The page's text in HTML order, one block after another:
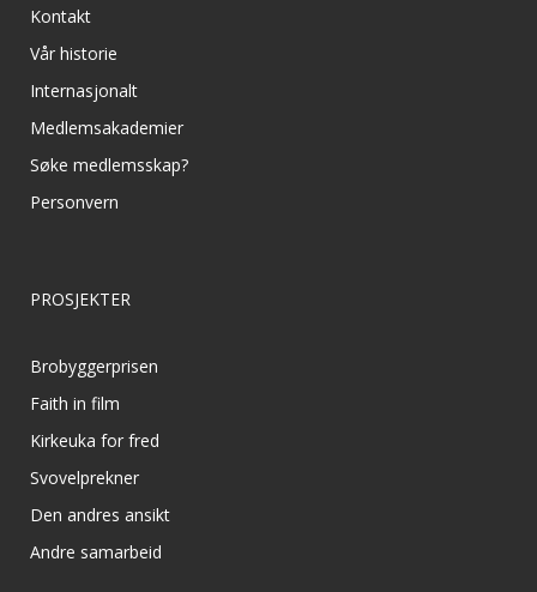
Kontakt
Vår historie
Internasjonalt
Medlemsakademier
Søke medlemsskap?
Personvern
PROSJEKTER
Brobyggerprisen
Faith in film
Kirkeuka for fred
Svovelprekner
Den andres ansikt
Andre samarbeid